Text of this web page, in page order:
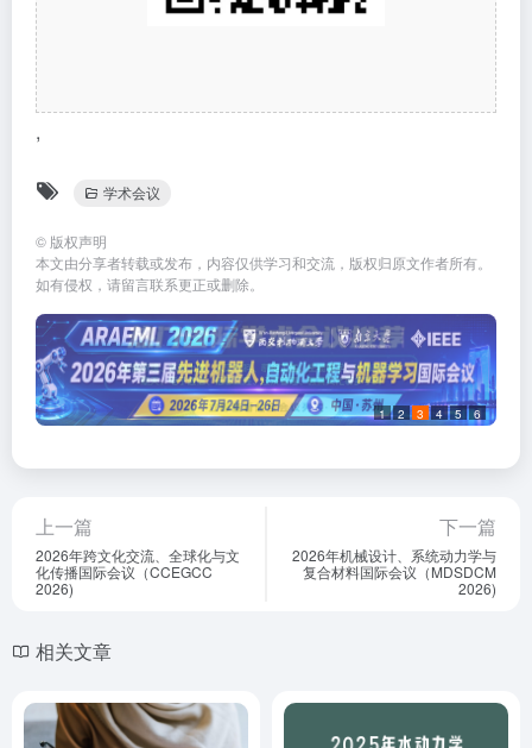
,
学术会议
© 版权声明
本文由分享者转载或发布，内容仅供学习和交流，版权归原文作者所有。
如有侵权，请留言联系更正或删除。
1 2 3 4 5 6
上一篇
2026年跨文化交流、全球化与文
化传播国际会议（CCEGCC
2026)
下一篇
2026年机械设计、系统动力学与
复合材料国际会议（MDSDCM
2026)
相关文章